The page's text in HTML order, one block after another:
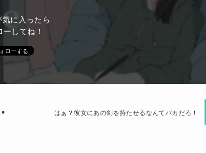
いたので訴えます」
に入ったら
ーしてね！
はぁ？彼女にあの剣を持たせるなんてバカだろ！